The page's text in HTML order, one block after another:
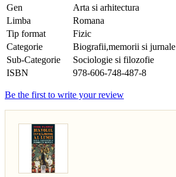
Gen
Arta si arhitectura
Limba
Romana
Tip format
Fizic
Categorie
Biografii,memorii si jurnale
Sub-Categorie
Sociologie si filozofie
ISBN
978-606-748-487-8
Be the first to write your review